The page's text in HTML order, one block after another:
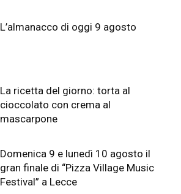
L’almanacco di oggi 9 agosto
La ricetta del giorno: torta al
cioccolato con crema al
mascarpone
Domenica 9 e lunedì 10 agosto il
gran finale di “Pizza Village Music
Festival” a Lecce